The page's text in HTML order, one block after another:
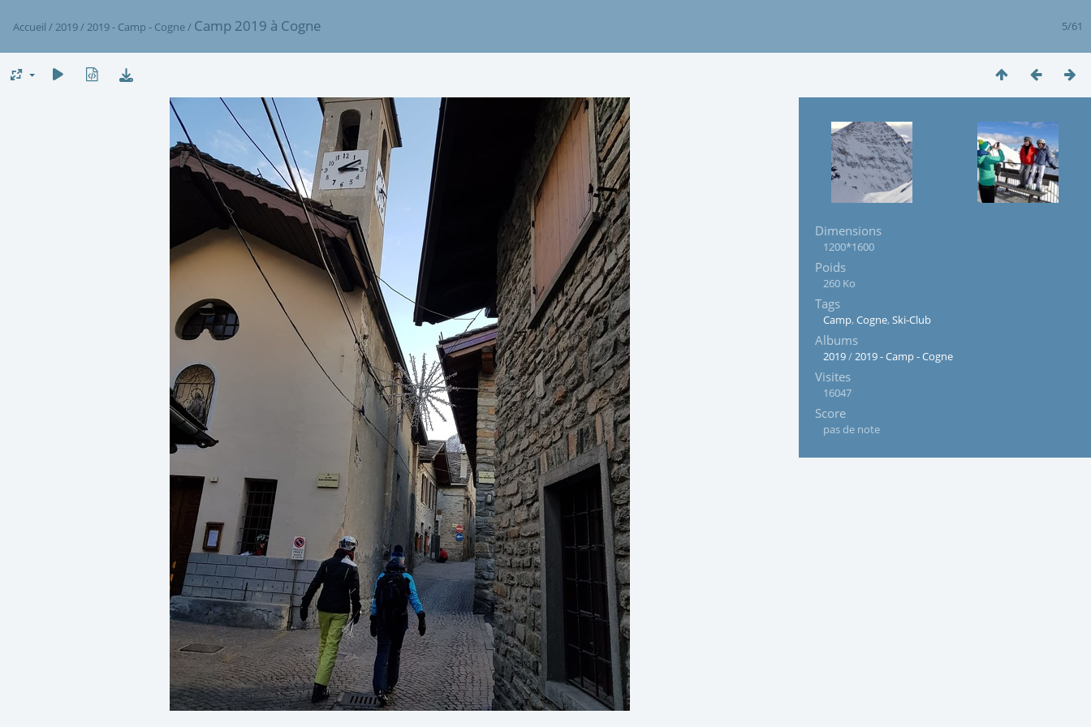
5/61
Accueil /2019/2019 - Camp - Cogne/ Camp 2019 à Cogne
Dimensions
1200*1600
Poids
260 Ko
Tags
Camp, Cogne, Ski-Club
Albums
2019/2019 - Camp - Cogne
Visites
16047
Score
pas de note